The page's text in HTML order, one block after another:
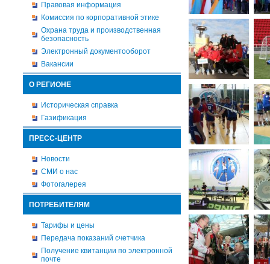
Правовая информация
Комиссия по корпоративной этике
Охрана труда и производственная
безопасность
Электронный документооборот
Вакансии
О РЕГИОНЕ
Историческая справка
Газификация
ПРЕСС-ЦЕНТР
Новости
СМИ о нас
Фотогалерея
ПОТРЕБИТЕЛЯМ
Тарифы и цены
Передача показаний счетчика
Получение квитанции по электронной
почте